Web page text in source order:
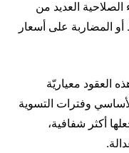
الصلاحية العديد من
أو المضاربة على أسعار
العقود معياريّة
وفترات التسوية
أكثر شفافية،